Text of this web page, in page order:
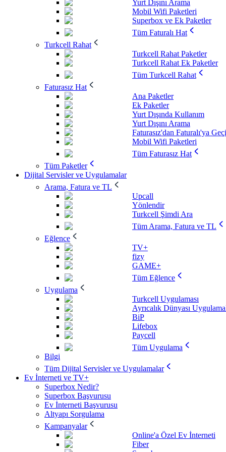
Yurt Dışını Arama
Mobil Wifi Paketleri
Superbox ve Ek Paketler
Tüm Faturalı Hat
Turkcell Rahat
Turkcell Rahat Paketler
Turkcell Rahat Ek Paketler
Tüm Turkcell Rahat
Faturasız Hat
Ana Paketler
Ek Paketler
Yurt Dışında Kullanım
Yurt Dışını Arama
Faturasız'dan Faturalı'ya
Mobil Wifi Paketleri
Tüm Faturasız Hat
Tüm Paketler
Dijital Servisler ve Uygulamalar
Arama, Fatura ve TL
Upcall
Yönlendir
Turkcell Şimdi Ara
Tüm Arama, Fatura ve TL
Eğlence
TV+
fizy
GAME+
Tüm Eğlence
Uygulama
Turkcell Uygulaması
Ayrıcalık Dünyası
BiP
Lifebox
Paycell
Tüm Uygulama
Bilgi
Tüm Dijital Servisler ve Uygulamalar
Ev İnterneti ve TV+
Superbox Nedir?
Superbox Başvurusu
Ev İnterneti Başvurusu
Altyapı Sorgulama
Kampanyalar
Online'a Özel Ev İnterneti
Fiber